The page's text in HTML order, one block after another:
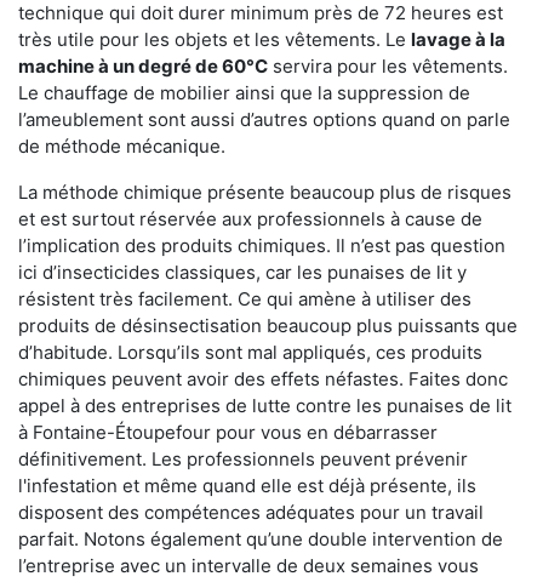
technique qui doit durer minimum près de 72 heures est
très utile pour les objets et les vêtements. Le lavage à la
machine à un degré de 60°C servira pour les vêtements.
Le chauffage de mobilier ainsi que la suppression de
l’ameublement sont aussi d’autres options quand on parle
de méthode mécanique.
La méthode chimique présente beaucoup plus de risques
et est surtout réservée aux professionnels à cause de
l’implication des produits chimiques. Il n’est pas question
ici d’insecticides classiques, car les punaises de lit y
résistent très facilement. Ce qui amène à utiliser des
produits de désinsectisation beaucoup plus puissants que
d’habitude. Lorsqu’ils sont mal appliqués, ces produits
chimiques peuvent avoir des effets néfastes. Faites donc
appel à des entreprises de lutte contre les punaises de lit
à Fontaine-Étoupefour pour vous en débarrasser
définitivement. Les professionnels peuvent prévenir
l'infestation et même quand elle est déjà présente, ils
disposent des compétences adéquates pour un travail
parfait. Notons également qu’une double intervention de
l’entreprise avec un intervalle de deux semaines vous